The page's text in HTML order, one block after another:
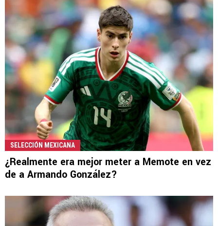
SELECCIÓN MEXICANA
¿Realmente era mejor meter a Memote en vez
de a Armando González?